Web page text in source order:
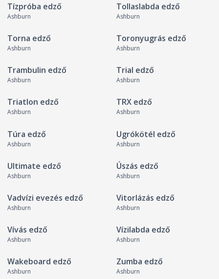
Tízpróba edző
Ashburn
Tollaslabda edző
Ashburn
Torna edző
Ashburn
Toronyugrás edző
Ashburn
Trambulin edző
Ashburn
Trial edző
Ashburn
Triatlon edző
Ashburn
TRX edző
Ashburn
Túra edző
Ashburn
Ugrókötél edző
Ashburn
Ultimate edző
Ashburn
Úszás edző
Ashburn
Vadvízi evezés edző
Ashburn
Vitorlázás edző
Ashburn
Vívás edző
Ashburn
Vízilabda edző
Ashburn
Wakeboard edző
Ashburn
Zumba edző
Ashburn